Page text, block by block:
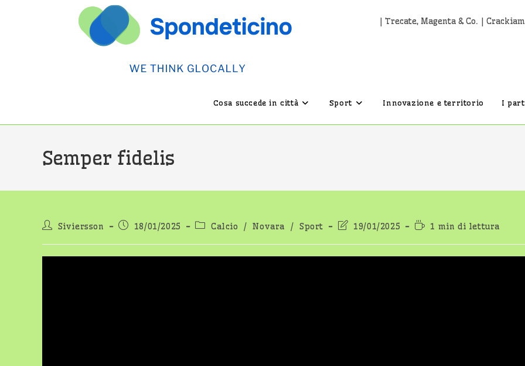
| Trecate, Magenta & Co. |
Cosa succede in città Sport Innovazione e territorio I
Semper fidelis
AutoreSiviersson
Articolo
18/01/2025
Categoria
Calcio / Novara / Sport
Ultima
dell'articolo:
19/01/2025
Tempo
lettura:
1 min di lettura